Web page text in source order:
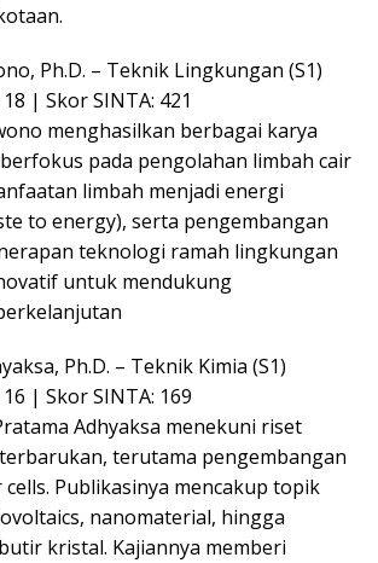
Ph.D. – Teknik Lingkungan (S1)
| Skor SINTA: 421
menghasilkan berbagai karya
pada pengolahan limbah cair
limbah menjadi energi
to energy), serta pengembangan
teknologi ramah lingkungan
untuk mendukung
Ph.D. – Teknik Kimia (S1)
| Skor SINTA: 169
Adhyaksa menekuni riset
terutama pengembangan
Publikasinya mencakup topik
nanomaterial, hingga
kristal. Kajiannya memberi